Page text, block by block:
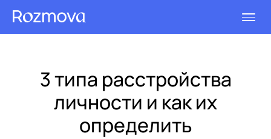
3 типа расстройства
личности и как их
определить